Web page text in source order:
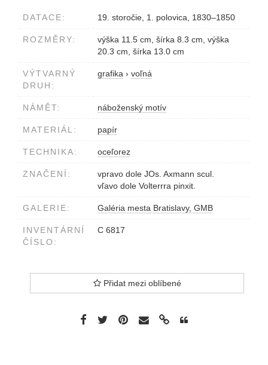
DATACE: 19. storočie, 1. polovica, 1830–1850
ROZMĚRY:
výška 11.5 cm, šírka 8.3 cm, výška
20.3 cm, šírka 13.0 cm
VÝTVARNÝ
DRUH:
grafika › voľná
NÁMĚT: náboženský motív
MATERIÁL: papír
TECHNIKA: oceľorez
ZNAČENÍ:
vpravo dole JOs. Axmann scul.
vľavo dole Volterrra pinxit.
GALERIE: Galéria mesta Bratislavy, GMB
INVENTÁRNÍ
ČÍSLO:
C 6817
Přidat mezi oblíbené